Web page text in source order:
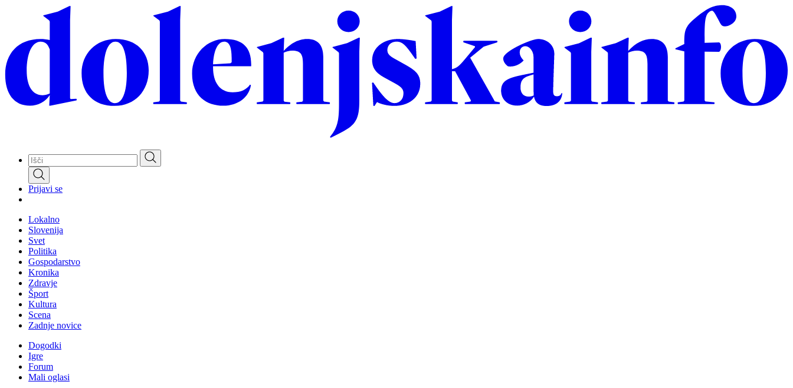
content
Prijavi se
Lokalno
Slovenija
Svet
Politika
Gospodarstvo
Kronika
Zdravje
Šport
Kultura
Scena
Zadnje novice
Dogodki
Igre
Forum
Mali oglasi